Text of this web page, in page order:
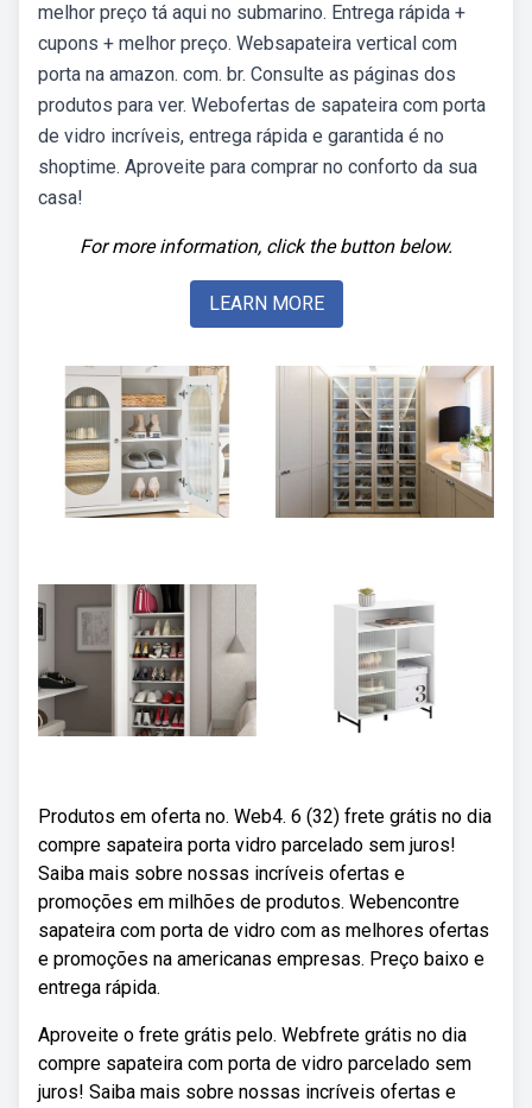
melhor preço tá aqui no submarino. Entrega rápida +
cupons + melhor preço. Websapateira vertical com
porta na amazon. com. br. Consulte as páginas dos
produtos para ver. Webofertas de sapateira com porta
de vidro incríveis, entrega rápida e garantida é no
shoptime. Aproveite para comprar no conforto da sua
casa!
For more information, click the button below.
LEARN MORE
Produtos em oferta no. Web4. 6 (32) frete grátis no dia
compre sapateira porta vidro parcelado sem juros!
Saiba mais sobre nossas incríveis ofertas e
promoções em milhões de produtos. Webencontre
sapateira com porta de vidro com as melhores ofertas
e promoções na americanas empresas. Preço baixo e
entrega rápida.
Aproveite o frete grátis pelo. Webfrete grátis no dia
compre sapateira com porta de vidro parcelado sem
juros! Saiba mais sobre nossas incríveis ofertas e